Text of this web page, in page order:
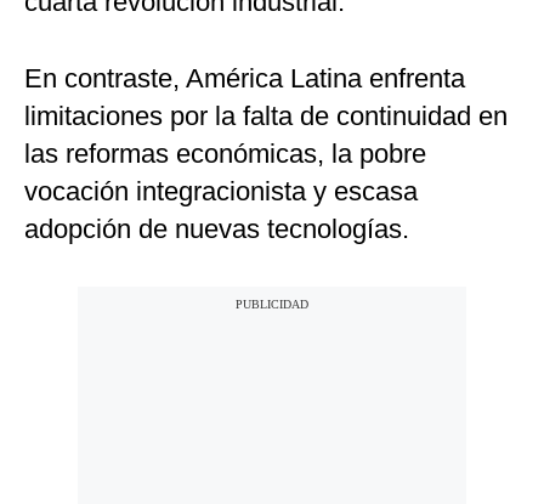
En contraste, América Latina enfrenta
limitaciones por la falta de continuidad en
las reformas económicas, la pobre
vocación integracionista y escasa
adopción de nuevas tecnologías.